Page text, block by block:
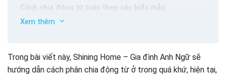
Cách chia động từ tuân theo các biểu mẫu
Cách chia động từ ở 13, tiếng Anh
Xem thêm
Trong bài viết này, Shining Home – Gia đình Anh Ngữ sẽ
hướng dẫn cách phân chia động từ ở trong quá khứ, hiện tại,